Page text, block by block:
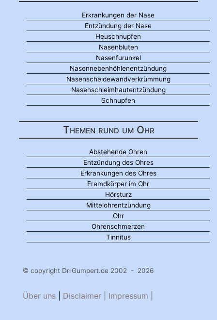
Erkrankungen der Nase
Entzündung der Nase
Heuschnupfen
Nasenbluten
Nasenfurunkel
Nasennebenhöhlenentzündung
Nasenscheidewandverkrümmung
Nasenschleimhautentzündung
Schnupfen
Themen rund um Ohr
Abstehende Ohren
Entzündung des Ohres
Erkrankungen des Ohres
Fremdkörper im Ohr
Hörsturz
Mittelohrentzündung
Ohr
Ohrenschmerzen
Tinnitus
© copyright Dr-Gumpert.de 2002 - 2026
Über uns Disclaimer Impressum